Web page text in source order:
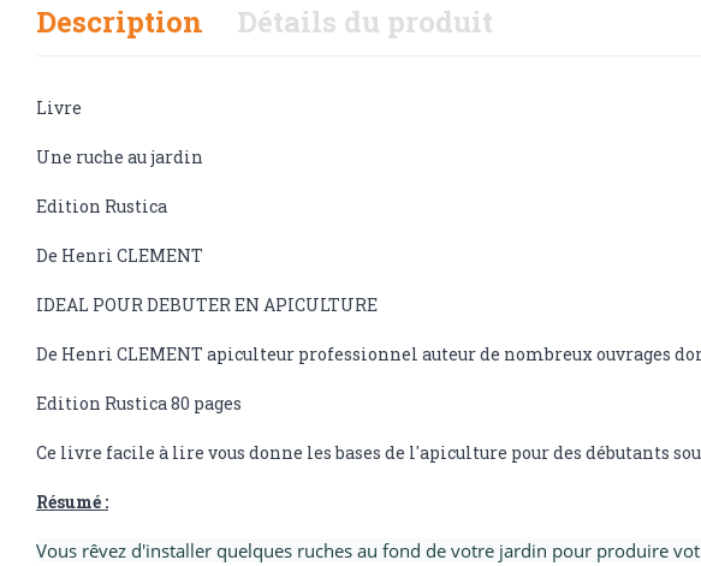
Description Détails du produit
Livre
Une ruche au jardin
Edition Rustica
De Henri CLEMENT
IDEAL POUR DEBUTER EN APICULTURE
De Henri CLEMENT apiculteur professionnel auteur de nombreux ouvrages
Edition Rustica 80 pages
Ce livre facile à lire vous donne les bases de l'apiculture pour des débutants
Résumé :
Vous rêvez d'installer quelques ruches au fond de votre jardin pour produire